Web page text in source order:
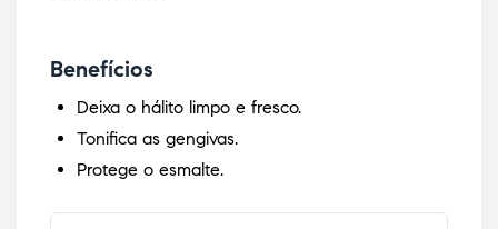
Benefícios
Deixa o hálito limpo e fresco.
Tonifica as gengivas.
Protege o esmalte.